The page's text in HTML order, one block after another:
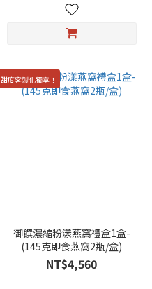
甜度客製化獨享！
御饌濃縮粉漾燕窩禮盒1盒-
(145克即食燕窩2瓶/盒)
NT$4,560